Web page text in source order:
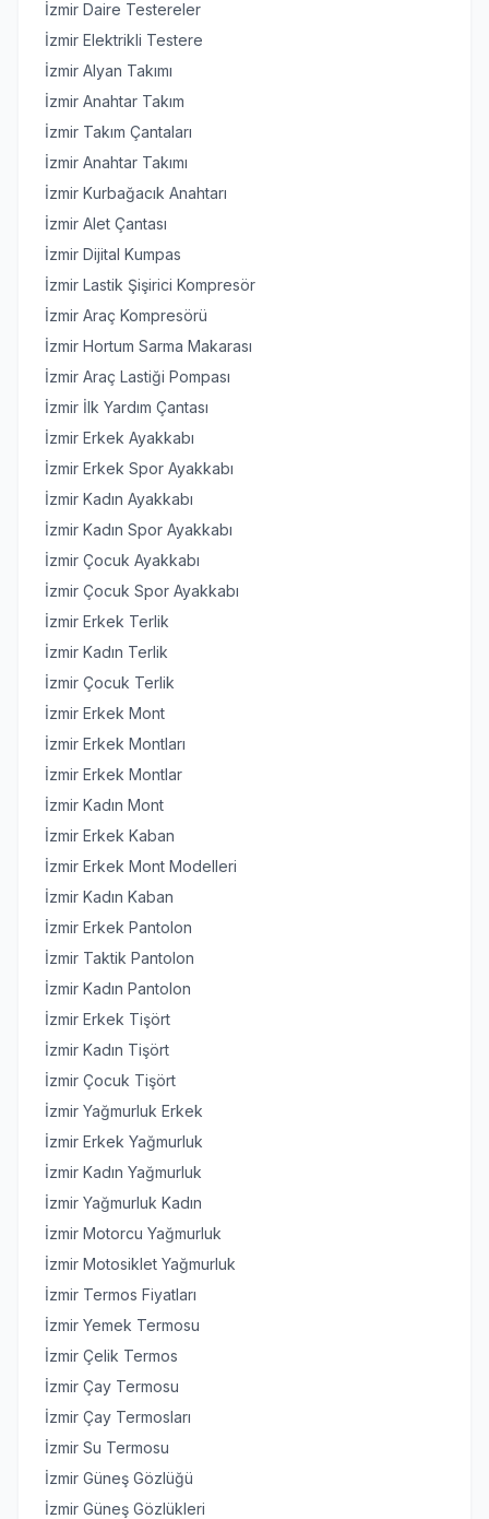
İzmir Daire Testereler
İzmir Elektrikli Testere
İzmir Alyan Takımı
İzmir Anahtar Takım
İzmir Takım Çantaları
İzmir Anahtar Takımı
İzmir Kurbağacık Anahtarı
İzmir Alet Çantası
İzmir Dijital Kumpas
İzmir Lastik Şişirici Kompresör
İzmir Araç Kompresörü
İzmir Hortum Sarma Makarası
İzmir Araç Lastiği Pompası
İzmir İlk Yardım Çantası
İzmir Erkek Ayakkabı
İzmir Erkek Spor Ayakkabı
İzmir Kadın Ayakkabı
İzmir Kadın Spor Ayakkabı
İzmir Çocuk Ayakkabı
İzmir Çocuk Spor Ayakkabı
İzmir Erkek Terlik
İzmir Kadın Terlik
İzmir Çocuk Terlik
İzmir Erkek Mont
İzmir Erkek Montları
İzmir Erkek Montlar
İzmir Kadın Mont
İzmir Erkek Kaban
İzmir Erkek Mont Modelleri
İzmir Kadın Kaban
İzmir Erkek Pantolon
İzmir Taktik Pantolon
İzmir Kadın Pantolon
İzmir Erkek Tişört
İzmir Kadın Tişört
İzmir Çocuk Tişört
İzmir Yağmurluk Erkek
İzmir Erkek Yağmurluk
İzmir Kadın Yağmurluk
İzmir Yağmurluk Kadın
İzmir Motorcu Yağmurluk
İzmir Motosiklet Yağmurluk
İzmir Termos Fiyatları
İzmir Yemek Termosu
İzmir Çelik Termos
İzmir Çay Termosu
İzmir Çay Termosları
İzmir Su Termosu
İzmir Güneş Gözlüğü
İzmir Güneş Gözlükleri